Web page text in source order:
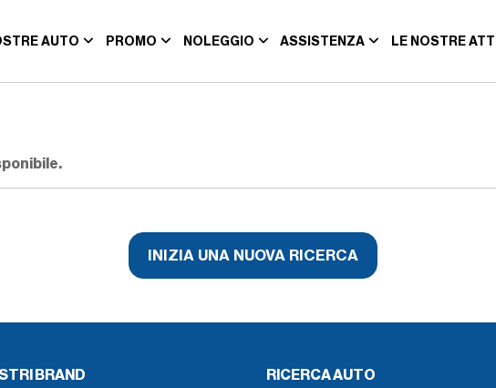
AUTO PROMO NOLEGGIO ASSISTENZA LE NOSTRE
INIZIA UNA NUOVA RICERCA
BRAND RICERCA AUTO